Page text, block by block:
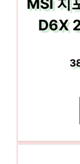
MSI 지
D6X